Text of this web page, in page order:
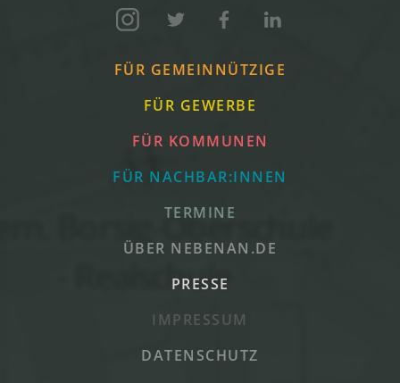
FÜR GEMEINNÜTZIGE
FÜR GEWERBE
FÜR KOMMUNEN
FÜR NACHBAR:INNEN
TERMINE
ÜBER NEBENAN.DE
PRESSE
IMPRESSUM
DATENSCHUTZ